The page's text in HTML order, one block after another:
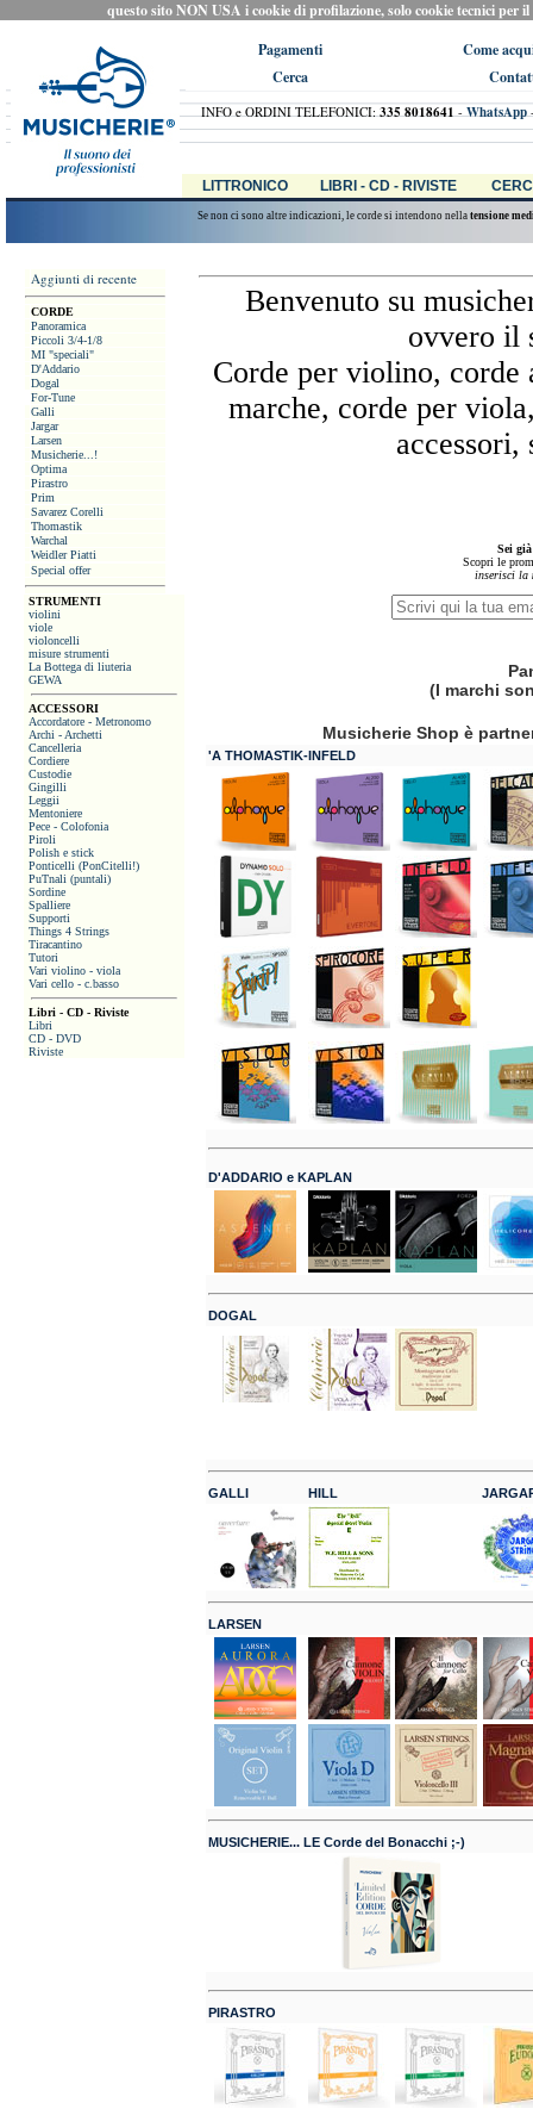
questo sito NON USA i cookie di profilazione, solo cookie tecnici
Pagamenti
Come
Cerca
INFO e ORDINI TELEFONICI:335 8018641-WhatsApp
LITTRONICO LIBRI - CD - RIVISTE
Se non ci sono altre indicazioni, le corde si intendono nella tensione
Aggiunti di recente
CORDE
Panoramica
Piccoli 3/4-1/8
MI "speciali"
D'Addario
Dogal
For-Tune
Galli
Jargar
Larsen
Musicherie...!
Optima
Pirastro
Prim
Savarez Corelli
Thomastik
Warchal
Weidler Piatti
Special offer
STRUMENTI
violini
viole
violoncelli
misure strumenti
La Bottega di liuteria
GEWA
ACCESSORI
Accordatore - Metronomo
Archi - Archetti
Cancelleria
Cordiere
Custodie
Gingilli
Leggii
Mentoniere
Pece - Colofonia
Piroli
Polish e stick
Ponticelli (PonCitelli!)
PuTnali (puntali)
Sordine
Spalliere
Supporti
Things 4 Strings
Tiracantino
Tutori
Vari violino - viola
Vari cello - c.basso
Libri - CD - Riviste
Libri
CD - DVD
Riviste
Benvenuto su
ovvero il
Corde per violino, corde
marche, corde per
Sei
Scopri le
inserisci la
(I marchi
Musicherie Shop è
'A THOMASTIK-INFELD
D'ADDARIO e KAPLAN
DOGAL
GALLI HILL
LARSEN
MUSICHERIE... LE Corde del Bonacchi ;-)
PIRASTRO